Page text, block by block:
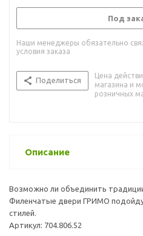
Под
Наши менеджеры обязательно
условия заказа
Поделиться
Цена
магазина и
розничных
Описание
Возможно ли объединить
Филенчатые двери ГРИМО
стилей.
Артикул: 704.806.52